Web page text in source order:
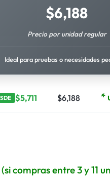
$6,188
Precio por unidad regular
Ideal para pruebas o necesidades
$5,711 $6,188 *
(si compras entre 3 y 11